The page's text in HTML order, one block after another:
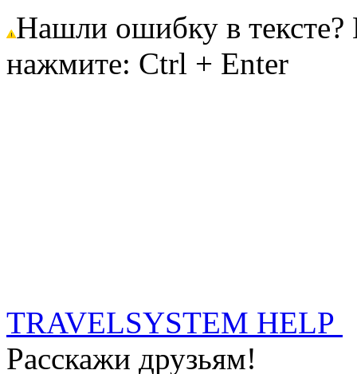
Нашли ошибку в
нажмите: Ctrl + Enter
TRAVELSYSTEM HELP
Расскажи друзьям!